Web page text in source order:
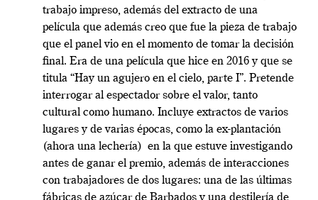
trabajo impreso, además del extracto de una
película que además creo que fue la pieza de trabajo
que el panel vio en el momento de tomar la decisión
final. Era de una película que hice en 2016 y que se
titula “Hay un agujero en el cielo, parte I”. Pretende
interrogar al espectador sobre el valor, tanto
cultural como humano. Incluye extractos de varios
lugares y de varias épocas, como la ex-plantación
(ahora una lechería) en la que estuve investigando
antes de ganar el premio, además de interacciones
con trabajadores de dos lugares: una de las últimas
fábricas de azúcar de Barbados y una destilería de